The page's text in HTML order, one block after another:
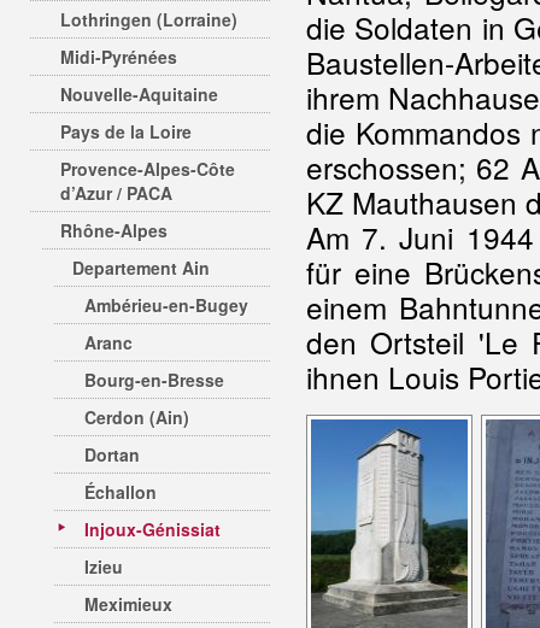
Lothringen (Lorraine)
Midi-Pyrénées
Nouvelle-Aquitaine
Pays de la Loire
Provence-Alpes-Côte
d’Azur / PACA
Rhône-Alpes
Departement Ain
Ambérieu-en-Bugey
Aranc
Bourg-en-Bresse
Cerdon (Ain)
Dortan
Échallon
Injoux-Génissiat
Izieu
Meximieux
die Soldaten in
Baustellen-
ihrem
die Kommandos
erschossen; 62
KZ Mauthausen
Am 7. Juni
für eine
einem
den Ortsteil 'Le
ihnen Louis